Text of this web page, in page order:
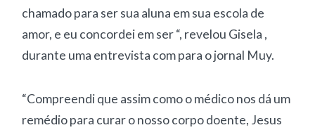
chamado para ser sua aluna em sua escola de
amor, e eu concordei em ser “, revelou Gisela ,
durante uma entrevista com para o jornal Muy.
“Compreendi que assim como o médico nos dá um
remédio para curar o nosso corpo doente, Jesus